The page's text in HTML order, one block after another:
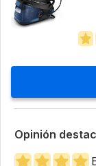
Opinión